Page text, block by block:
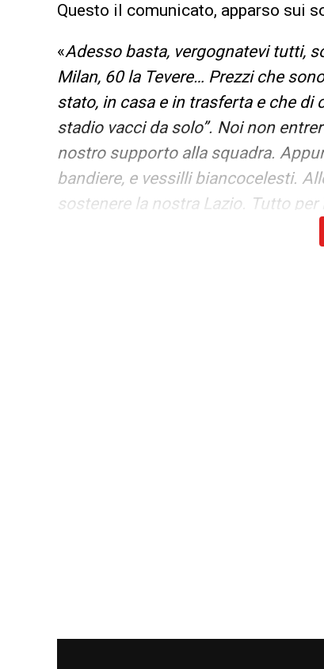
Questo il comunicato, apparso sui
«Adesso basta, vergognatevi tutti,
Milan, 60 la Tevere… Prezzi che
stato, in casa e in trasferta e che di
stadio vacci da solo”. Noi non
nostro supporto alla squadra.
bandiere, e vessilli biancocelesti.
sostenere la nostra Lazio. Tutto